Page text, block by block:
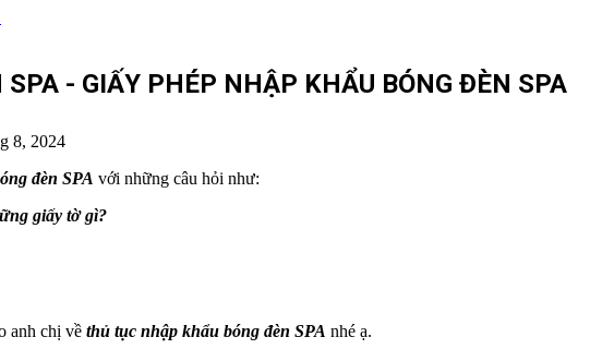
- GIẤY PHÉP NHẬP KHẨU BÓNG ĐÈN SPA
8, 2024
đèn SPA với những câu hỏi như:
giấy tờ gì?
anh chị về thủ tục nhập khẩu bóng đèn SPA nhé ạ.